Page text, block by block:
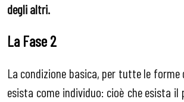
degli altri.
La Fase 2
La condizione basica, per tutte le forme
esista come individuo: cioè che esista